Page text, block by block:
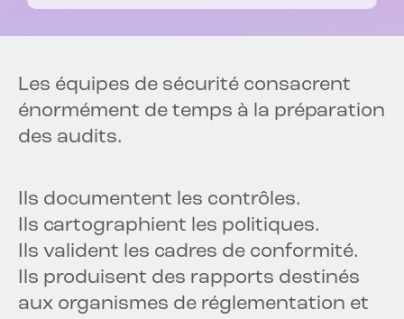
Les équipes de sécurité consacrent
énormément de temps à la préparation
des audits.
Ils documentent les contrôles.
Ils cartographient les politiques.
Ils valident les cadres de conformité.
Ils produisent des rapports destinés
aux organismes de réglementation et